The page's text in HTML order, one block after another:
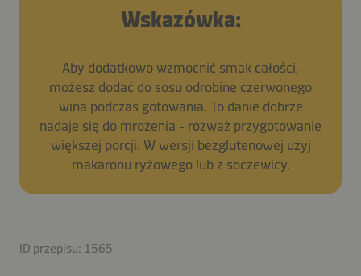
Wskazówka:
Aby dodatkowo wzmocnić smak całości,
możesz dodać do sosu odrobinę czerwonego
wina podczas gotowania. To danie dobrze
nadaje się do mrożenia - rozważ przygotowanie
większej porcji. W wersji bezglutenowej użyj
makaronu ryżowego lub z soczewicy.
ID przepisu: 1565